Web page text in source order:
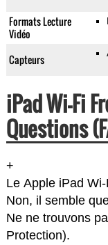
Formats Lecture
Vidéo
Capteurs
iPad Wi-Fi
Questions
+
Le Apple iPad
Non, il semble
Ne ne trouvons
Protection).